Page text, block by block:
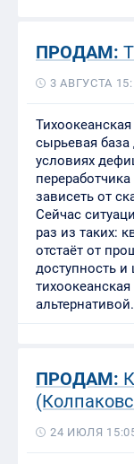
ПРОДАМ:
3 АВГУСТА
сырьевая
условиях
зависеть от
Сейчас
раз из таких:
отстаёт от
доступность и
ПРОДАМ:
24 ИЮЛЯ